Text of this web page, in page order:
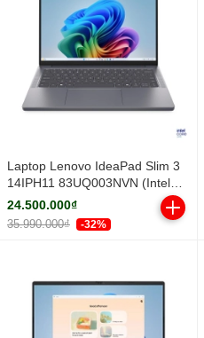
Laptop Lenovo IdeaPad Slim 3
14IPH11 83UQ003NVN (Intel
Core Ultra 5 322 | Integrated
Intel® Graphics | 14 inch
WUXGA IPS | 16GB | 512GB |
24.500.000₫
35.990.000₫ -32%